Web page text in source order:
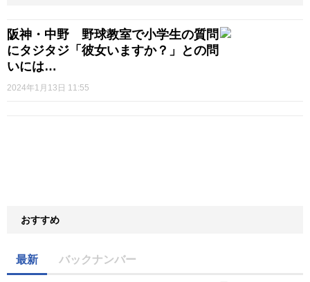
阪神・中野 野球教室で小学生の質問
にタジタジ「彼女いますか？」との問
いには…
2024年1月13日 11:55
おすすめ
最新 バックナンバー